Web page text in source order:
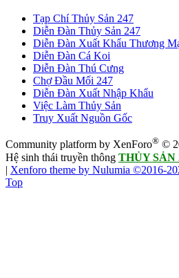
Tạp Chí Thủy Sản 247
Diễn Đàn Thủy Sản 247
Diễn Đàn Xuất Khẩu Thương
Diễn Đàn Cá Koi
Diễn Đàn Thú Cưng
Chợ Đầu Mối 247
Diễn Đàn Xuất Nhập Khẩu
Việc Làm Thủy Sản
Truy Xuất Nguồn Gốc
Community platform by XenForo® ©
Hệ sinh thái truyền thông THỦY SẢN
| Xenforo theme by Nulumia ©2016-
Top